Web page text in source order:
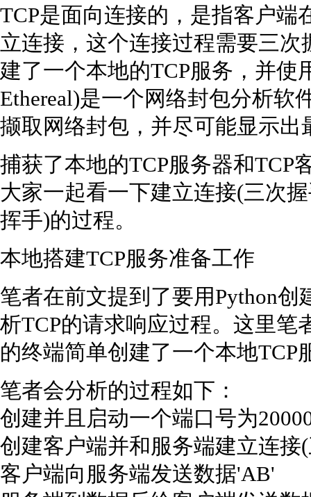
TCP是面向连接的，是指客户
立连接，这个连接过程需要三次
建了一个本地的TCP服务，并使
Ethereal)是一个网络封包分析软
撷取网络封包，并尽可能显示
捕获了本地的TCP服务器和TCP
大家一起看一下建立连接(三次
挥手)的过程。
本地搭建TCP服务准备工作
笔者在前文提到了要用Python
析TCP的请求响应过程。这里笔
的终端简单创建了一个本地TCP
笔者会分析的过程如下：
创建并且启动一个端口号为
创建客户端并和服务端建立连接
客户端向服务端发送数据'AB'